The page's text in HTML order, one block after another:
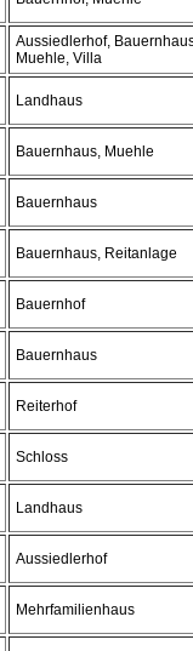
Aussiedlerhof,
Muehle, Villa
Landhaus
Bauernhaus, Muehle
Bauernhaus
Bauernhaus, Reitanlage
Bauernhof
Bauernhaus
Reiterhof
Schloss
Landhaus
Aussiedlerhof
Mehrfamilienhaus